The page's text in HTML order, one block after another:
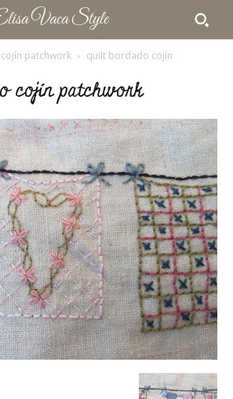
Vaca Style
patchwork
quilt bordado cojín
cojín patchwork